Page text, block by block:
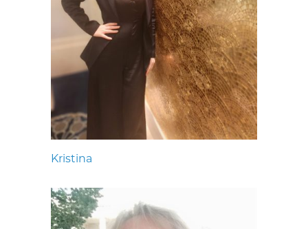
Kristina